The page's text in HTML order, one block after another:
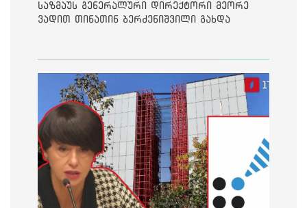
საზმაუს გენერალური დირექტორი მეორე
ვადით თინათინ ბერძენიშვილი გახდა